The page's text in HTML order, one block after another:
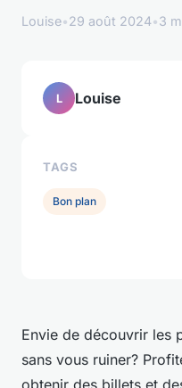
Louise•29 août 2024•3
Envie de découvrir les
sans vous ruiner?
obtenir des billets et
L Louise
TAGS
Bon plan